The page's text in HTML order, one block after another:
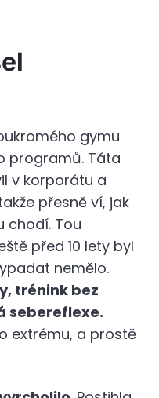
gymu
programů. Táta
v korporátu a
přesně ví, jak
chodí. Tou
před 10 lety byl
nemělo.
trénink bez
sebereflexe.
extrému, a prostě